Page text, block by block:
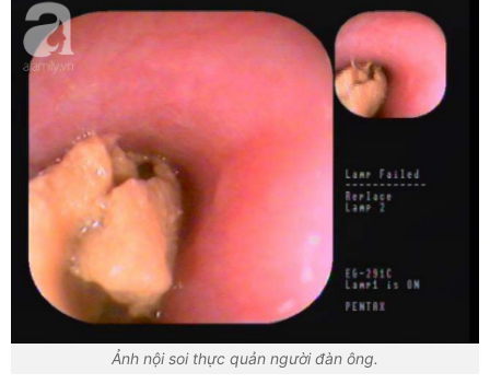
Ảnh nội soi thực quản người đàn ông.